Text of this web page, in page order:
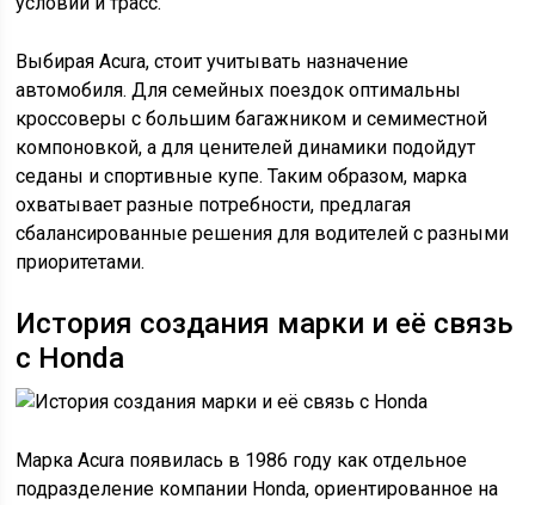
Выбирая Acura, стоит учитывать назначение
автомобиля. Для семейных поездок оптимальны
кроссоверы с большим багажником и семиместной
компоновкой, а для ценителей динамики подойдут
седаны и спортивные купе. Таким образом, марка
охватывает разные потребности, предлагая
сбалансированные решения для водителей с разными
приоритетами.
История создания марки и её связь
с Honda
Марка Acura появилась в 1986 году как отдельное
подразделение компании Honda, ориентированное на